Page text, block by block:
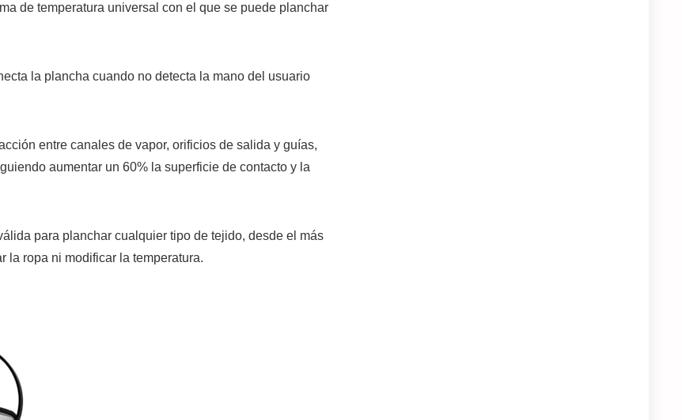
de temperatura universal con el que se puede planchar
la plancha cuando no detecta la mano del usuario
entre canales de vapor, orificios de salida y guías,
aumentar un 60% la superficie de contacto y la
para planchar cualquier tipo de tejido, desde el más
la ropa ni modificar la temperatura.